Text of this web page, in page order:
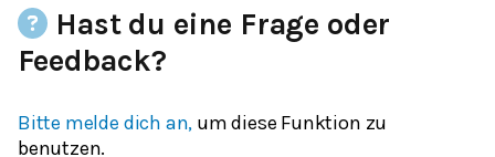
Hast du eine Frage oder
Feedback?
Bitte melde dich an, um diese Funktion zu
benutzen.